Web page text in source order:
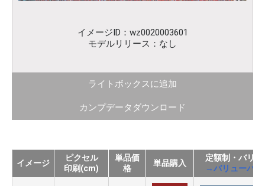
イメージID：wz0020003601
モデルリリース：なし
ライトボックスに追加
カンプデータダウンロード
イメージ
ピクセル
印刷(cm)
単品価
格
単品購入
定額制・バリ
→バリューパッ